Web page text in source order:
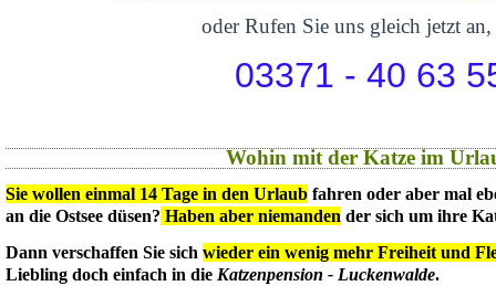
oder Rufen Sie uns gleich jetzt an,
03371 - 40 63
Wohin mit der Katze im
Sie wollen einmal 14 Tage in den Urlaub fahren oder aber mal
an die Ostsee düsen? Haben aber niemanden der sich um ihre
Dann verschaffen Sie sich wieder ein wenig mehr Freiheit und
Liebling doch einfach in die Katzenpension - Luckenwalde.